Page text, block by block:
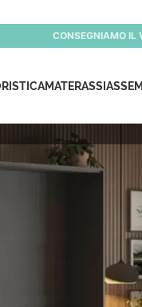
CONSEGNIAMO IL
MATERASSI